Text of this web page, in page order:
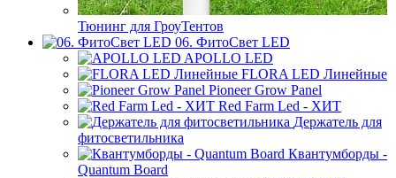
Тюнинг для ГроуТентов
06. ФитоСвет LED
APOLLO LED
FLORA LED Линейные
Pioneer Grow Panel
Red Farm Led - ХИТ
Держатель для
фитосветильника
Квантумборды -
Quantum Board